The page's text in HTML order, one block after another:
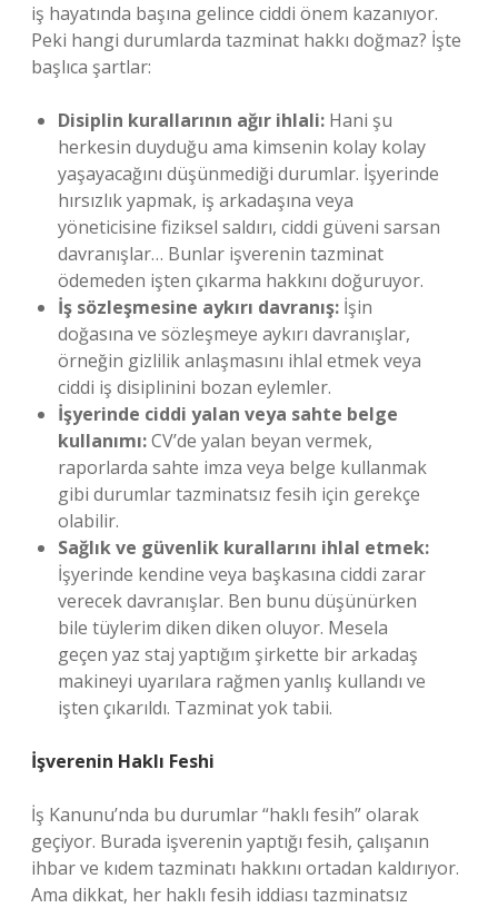
iş hayatında başına gelince ciddi önem kazanıyor.
Peki hangi durumlarda tazminat hakkı doğmaz? İşte
başlıca şartlar:
Disiplin kurallarının ağır ihlali: Hani şu
herkesin duyduğu ama kimsenin kolay kolay
yaşayacağını düşünmediği durumlar. İşyerinde
hırsızlık yapmak, iş arkadaşına veya
yöneticisine fiziksel saldırı, ciddi güveni sarsan
davranışlar… Bunlar işverenin tazminat
ödemeden işten çıkarma hakkını doğuruyor.
İş sözleşmesine aykırı davranış: İşin
doğasına ve sözleşmeye aykırı davranışlar,
örneğin gizlilik anlaşmasını ihlal etmek veya
ciddi iş disiplinini bozan eylemler.
İşyerinde ciddi yalan veya sahte belge
kullanımı:CV’de yalan beyan vermek,
raporlarda sahte imza veya belge kullanmak
gibi durumlar tazminatsız fesih için gerekçe
olabilir.
Sağlık ve güvenlik kurallarını ihlal etmek:
İşyerinde kendine veya başkasına ciddi zarar
verecek davranışlar. Ben bunu düşünürken
bile tüylerim diken diken oluyor. Mesela
geçen yaz staj yaptığım şirkette bir arkadaş
makineyi uyarılara rağmen yanlış kullandı ve
işten çıkarıldı. Tazminat yok tabii.
İşverenin Haklı Feshi
İş Kanunu’nda bu durumlar “haklı fesih” olarak
geçiyor. Burada işverenin yaptığı fesih, çalışanın
ihbar ve kıdem tazminatı hakkını ortadan kaldırıyor.
Ama dikkat, her haklı fesih iddiası tazminatsız